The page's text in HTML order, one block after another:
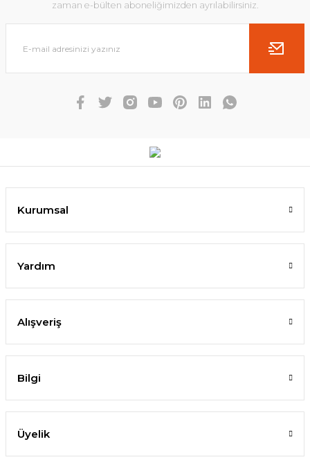
zaman e-bülten aboneliğimizden ayrılabilirsiniz.
Kurumsal
Yardım
Alışveriş
Bilgi
Üyelik